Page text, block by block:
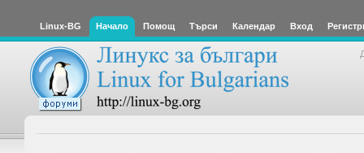
Linux-BG Начало Помощ Търси Календар Вход